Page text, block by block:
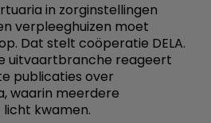
in zorginstellingen
verpleeghuizen moet
Dat stelt coöperatie DELA.
uitvaartbranche reageert
publicaties over
waarin meerdere
kwamen.